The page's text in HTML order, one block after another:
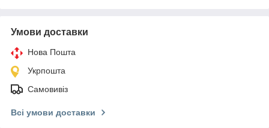
Умови доставки
Нова Пошта
Укрпошта
Самовивіз
Всі умови доставки